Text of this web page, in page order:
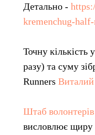
Детально -
kremenchug-
Точну кількість
разу) та суму
Runners
Штаб
висловлює щиру